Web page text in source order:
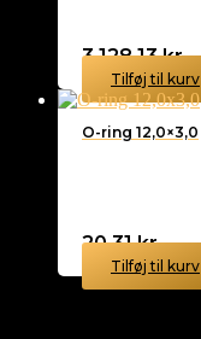
3.128,13kr.
Tilføj til kurv
O-ring 12,0×3,0
20,31kr.
Tilføj til kurv